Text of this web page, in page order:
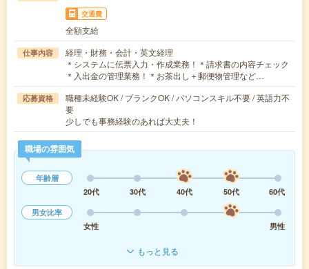
交通費
全額支給
仕事内容
経理・財務・会計・英文経理
＊システムに伝票入力・作成業務！＊請求書の内容チェック
＊入出金の管理業務！＊お茶出し＋郵便物管理など…
応募資格
職種未経験OK / ブランクOK / パソコンスキル不要 / 英語力不
要
少しでも事務経験のあれば大丈夫！
職場の雰囲気
年齢層
20代
30代 40代 50代
60代
男女比率
女性
男性
もっと見る